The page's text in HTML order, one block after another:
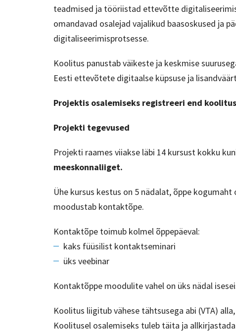
teadmised ja tööriistad ettevõtte
omandavad osalejad vajalikud baasoskused ja
digitaliseerimisprotsesse.
Koolitus panustab väikeste ja keskmise
Eesti ettevõtete digitaalse küpsuse ja
Projektis osalemiseks registreeri end
Projekti tegevused
Projekti raames viiakse läbi 14 kursust kokku
meeskonnaliiget.
Ühe kursus kestus on 5 nädalat, õppe
moodustab kontaktõpe.
Kontaktõpe toimub kolmel õppepäeval:
kaks füüsilist kontaktseminari
üks veebinar
Kontaktõppe moodulite vahel on üks nädal
Koolitus liigitub vähese tähtsusega abi (VTA)
Koolitusel osalemiseks tuleb täita ja